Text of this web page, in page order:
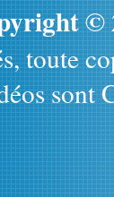
©
toute